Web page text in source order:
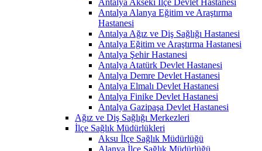
Antalya Alanya Eğitim ve Araştırma
Hastanesi
Antalya Ağız ve Diş Sağlığı Hastanesi
Antalya Eğitim ve Araştırma Hastanesi
Antalya Şehir Hastanesi
Antalya Atatürk Devlet Hastanesi
Antalya Demre Devlet Hastanesi
Antalya Elmalı Devlet Hastanesi
Antalya Finike Devlet Hastanesi
Antalya Gazipaşa Devlet Hastanesi
Ağız ve Diş Sağlığı Merkezleri
İlçe Sağlık Müdürlükleri
Aksu İlçe Sağlık Müdürlüğü
Alanya İlçe Sağlık Müdürlüğü